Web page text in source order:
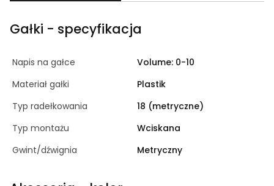
Gałki - specyfikacja
Napis na gałce
Volume: 0-10
Materiał gałki
Plastik
Typ radełkowania
18 (metryczne)
Typ montażu
Wciskana
Gwint/dźwignia
Metryczny